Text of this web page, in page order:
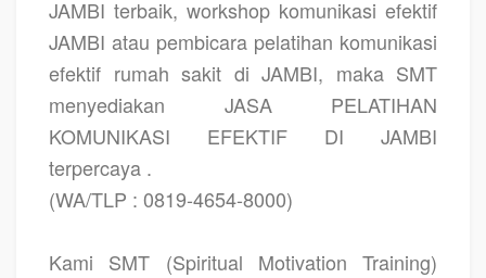
JAMBI terbaik, workshop komunikasi efektif
JAMBI atau pembicara pelatihan komunikasi
efektif rumah sakit di JAMBI, maka SMT
menyediakan JASA PELATIHAN
KOMUNIKASI EFEKTIF DI JAMBI
terpercaya .
(WA/TLP : 0819-4654-8000)
Kami SMT (Spiritual Motivation Training)